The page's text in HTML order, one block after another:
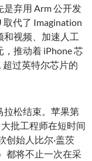
弃用 Arm 公开发
取代了 Imagination
视频、加速人工
推动着 iPhone 芯
过英特尔芯片的
拉松结束。苹果第
批工程师在短时间
创始人比尔·盖茨
都将不止一次在采